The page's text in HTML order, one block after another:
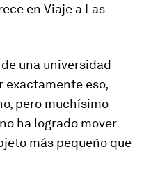
en Viaje a Las
una universidad
exactamente eso,
pero muchísimo
ha logrado mover
más pequeño que